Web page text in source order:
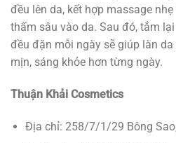
đều lên da, kết hợp massage
thấm sâu vào da. Sau đó, tắm
đều đặn mỗi ngày sẽ giúp làn
mịn, sáng khỏe hơn từng ngày.
Thuận Khải Cosmetics
Địa chỉ: 258/7/1/29 Bông